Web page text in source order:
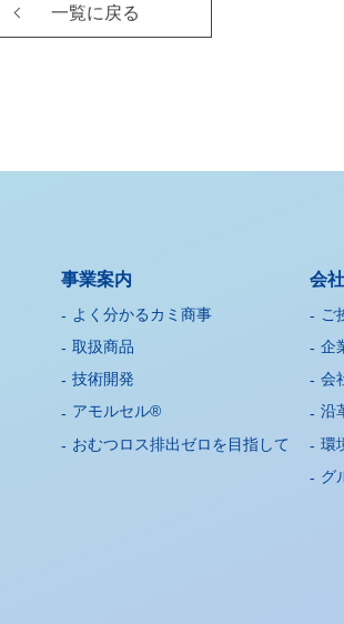
一覧に戻る
事業案内
よく分かるカミ商事
取扱商品
技術開発
アモルセル®
おむつロス排出ゼロを目指して
会
ご
企
会
沿
環
グ